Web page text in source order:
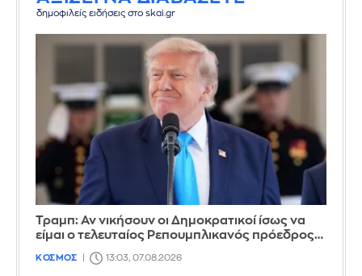
δημοφιλείς ειδήσεις στο skai.gr
Τραμπ: Αν νικήσουν οι Δημοκρατικοί ίσως να
είμαι ο τελευταίος Ρεπουμπλικανός πρόεδρος…
ΚΟΣΜΟΣ 13:03, 07.08.2026